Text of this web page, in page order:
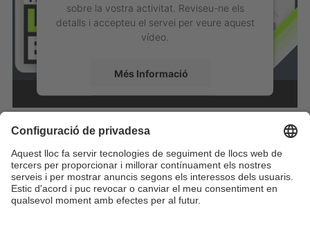
sobre la vostra activitat. Reviseu-ne els
detalls i accepteu el servei per veure aquest
vídeo.
Més Informació
Accepta
powered byUsercentrics Consent
Management Platform
Identifiqueu-vos per a afegir comentaris